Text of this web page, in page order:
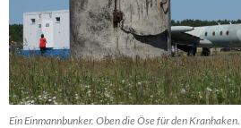
Ein Einmannbunker. Oben die Öse für den